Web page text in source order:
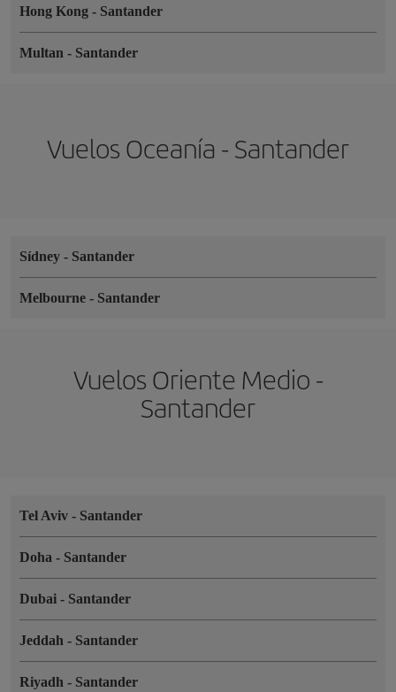
Hong Kong - Santander
Multan - Santander
Vuelos Oceanía - Santander
Sídney - Santander
Melbourne - Santander
Vuelos Oriente Medio -
Santander
Tel Aviv - Santander
Doha - Santander
Dubai - Santander
Jeddah - Santander
Riyadh - Santander